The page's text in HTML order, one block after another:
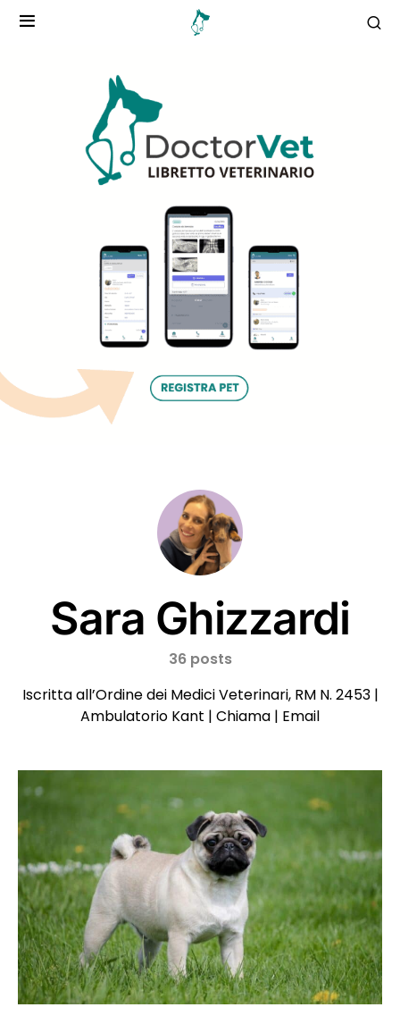
Sara Ghizzardi
36 posts
Iscritta all’Ordine dei Medici Veterinari, RM N. 2453 |
Ambulatorio Kant | Chiama | Email